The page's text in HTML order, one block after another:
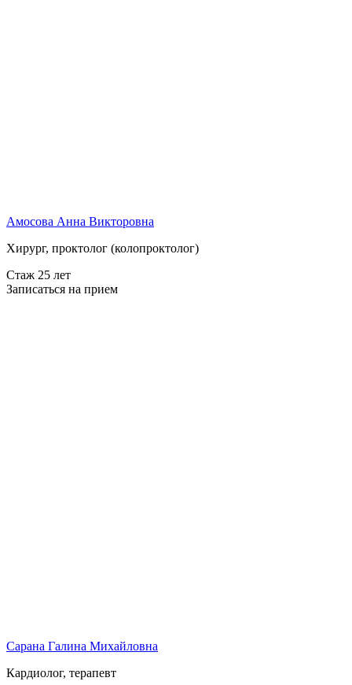
Амосова Анна Викторовна
Хирург, проктолог (колопроктолог)
Стаж 25 лет
Записаться на прием
Сарана Галина Михайловна
Кардиолог, терапевт